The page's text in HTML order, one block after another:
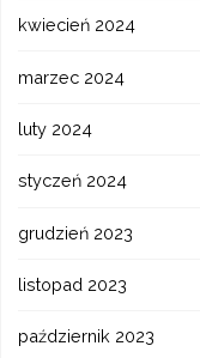
kwiecień 2024
marzec 2024
luty 2024
styczeń 2024
grudzień 2023
listopad 2023
październik 2023